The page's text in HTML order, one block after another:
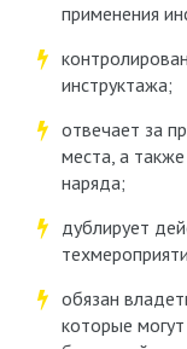
применения
инструктажа;
отвечает за
места, а
наряда;
дублирует
обязан
которые